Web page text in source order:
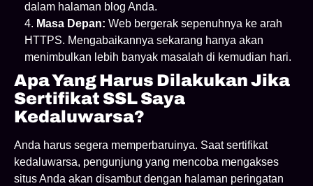
dalam halaman blog Anda.
Masa Depan: Web bergerak sepenuhnya ke arah
HTTPS. Mengabaikannya sekarang hanya akan
menimbulkan lebih banyak masalah di kemudian hari.
Apa Yang Harus Dilakukan Jika
Sertifikat SSL Saya
Kedaluwarsa?
Anda harus segera memperbaruinya. Saat sertifikat
kedaluwarsa, pengunjung yang mencoba mengakses
situs Anda akan disambut dengan halaman peringatan